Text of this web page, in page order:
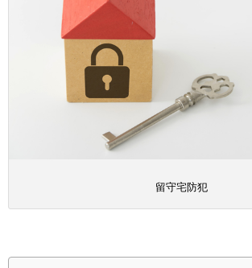
留守宅防犯